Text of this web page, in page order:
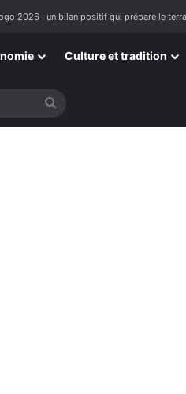
Si j’étais président, ce que je ferai des «
Culture et tradition